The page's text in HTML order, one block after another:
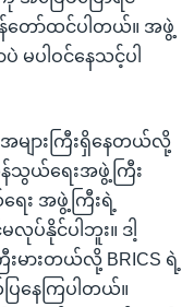
န်တော်ထင်ပါတယ်။ အဖွဲ့
မပါဝင်နေသင့်ပါ
များကြီးရှိနေတယ်လို့
သွယ်ရေးအဖွဲ့ကြီး
း အဖွဲ့ကြီးရဲ့
ပ်နိုင်ပါဘူး။ ဒါ့
မားတယ်လို့ BRICS ရဲ့
နေကြပါတယ်။